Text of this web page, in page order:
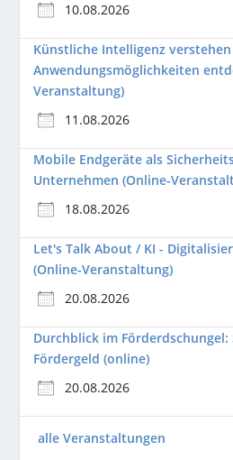
10.08.2026
Künstliche Intelligenz
Anwendungsmöglichkeiten
Veranstaltung)
11.08.2026
Mobile Endgeräte als
Unternehmen (Online-
18.08.2026
Let's Talk About / KI -
(Online-Veranstaltung)
20.08.2026
Durchblick im Förderdschungel:
Fördergeld (online)
20.08.2026
alle Veranstaltungen